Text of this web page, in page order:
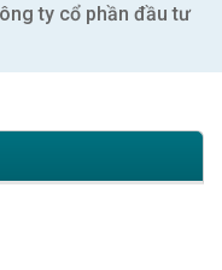
ty cổ phần đầu tư